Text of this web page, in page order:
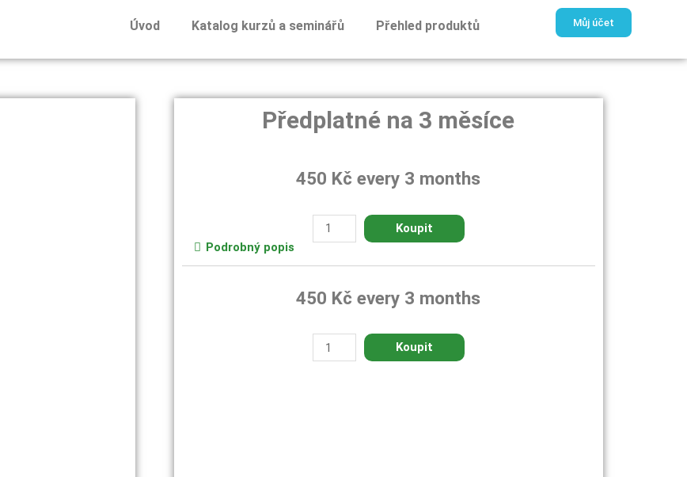
Úvod Katalog kurzů a seminářů Přehled produktů Můj účet
Předplatné na 3 měsíce
450 Kč every 3 months
Koupit
Podrobný popis
450 Kč every 3 months
Koupit